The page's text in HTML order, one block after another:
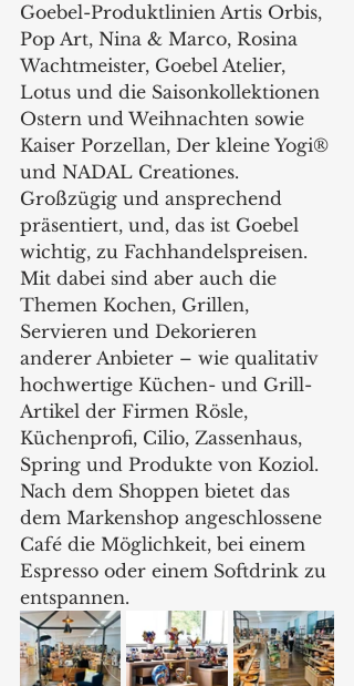
Goebel-Produktlinien Artis Orbis,
Pop Art, Nina & Marco, Rosina
Wachtmeister, Goebel Atelier,
Lotus und die Saisonkollektionen
Ostern und Weihnachten sowie
Kaiser Porzellan, Der kleine Yogi®
und NADAL Creationes.
Großzügig und ansprechend
präsentiert, und, das ist Goebel
wichtig, zu Fachhandelspreisen.
Mit dabei sind aber auch die
Themen Kochen, Grillen,
Servieren und Dekorieren
anderer Anbieter – wie qualitativ
hochwertige Küchen- und Grill-
Artikel der Firmen Rösle,
Küchenprofi, Cilio, Zassenhaus,
Spring und Produkte von Koziol.
Nach dem Shoppen bietet das
dem Markenshop angeschlossene
Café die Möglichkeit, bei einem
Espresso oder einem Softdrink zu
entspannen.